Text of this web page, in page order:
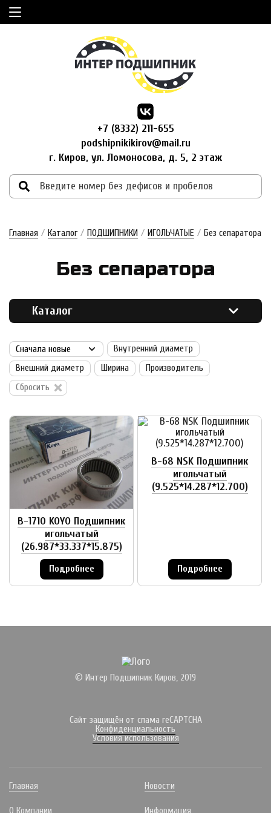
+7 (8332) 211-655
podshipnikikirov@mail.ru
г. Киров, ул. Ломоносова, д. 5, 2 этаж
Главная / Каталог / ПОДШИПНИКИ / ИГОЛЬЧАТЫЕ / Без сепаратора
Без се­па­ра­то­ра
Каталог
Внутренний диаметр
Внешний диаметр
Ширина
Производитель
Сбросить
B-1710 KOYO Подшипник
игольчатый
(26.987*33.337*15.875)
Подробнее
B-68 NSK Подшипник
игольчатый
(9.525*14.287*12.700)
Подробнее
© Интер Подшипник Киров, 2019
Сайт защищён от спама reCAPTCHA
Конфиденциальность
Условия использования
Главная
О Компании
Новости
Информация